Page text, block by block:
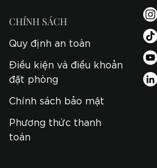
CHÍNH SÁCH
Quy định an toàn
Điều kiện và điều khoản
đặt phòng
Chính sách bảo mật
Phương thức thanh
toán